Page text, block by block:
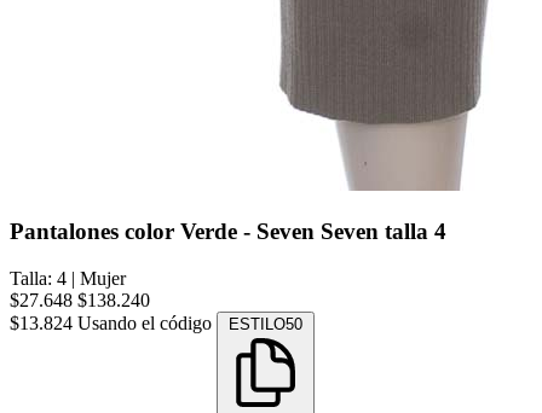
Pantalones color Verde - Seven Seven talla 4
Talla: 4 | Mujer
$27.648 $138.240
$13.824 Usando el código ESTILO50